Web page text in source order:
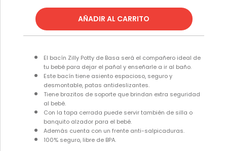
El bacín Zilly Potty de Basa será el compañero ideal de
tu bebé para dejar el pañal y enseñarle a ir al baño.
Este bacín tiene asiento espacioso, seguro y
desmontable, patas antideslizantes.
Tiene brazitos de soporte que brindan extra seguridad
al bebé.
Con la tapa cerrada puede servir también de silla o
banquito alzador para el bebé.
Además cuenta con un frente anti-salpicaduras.
100% seguro, libre de BPA.